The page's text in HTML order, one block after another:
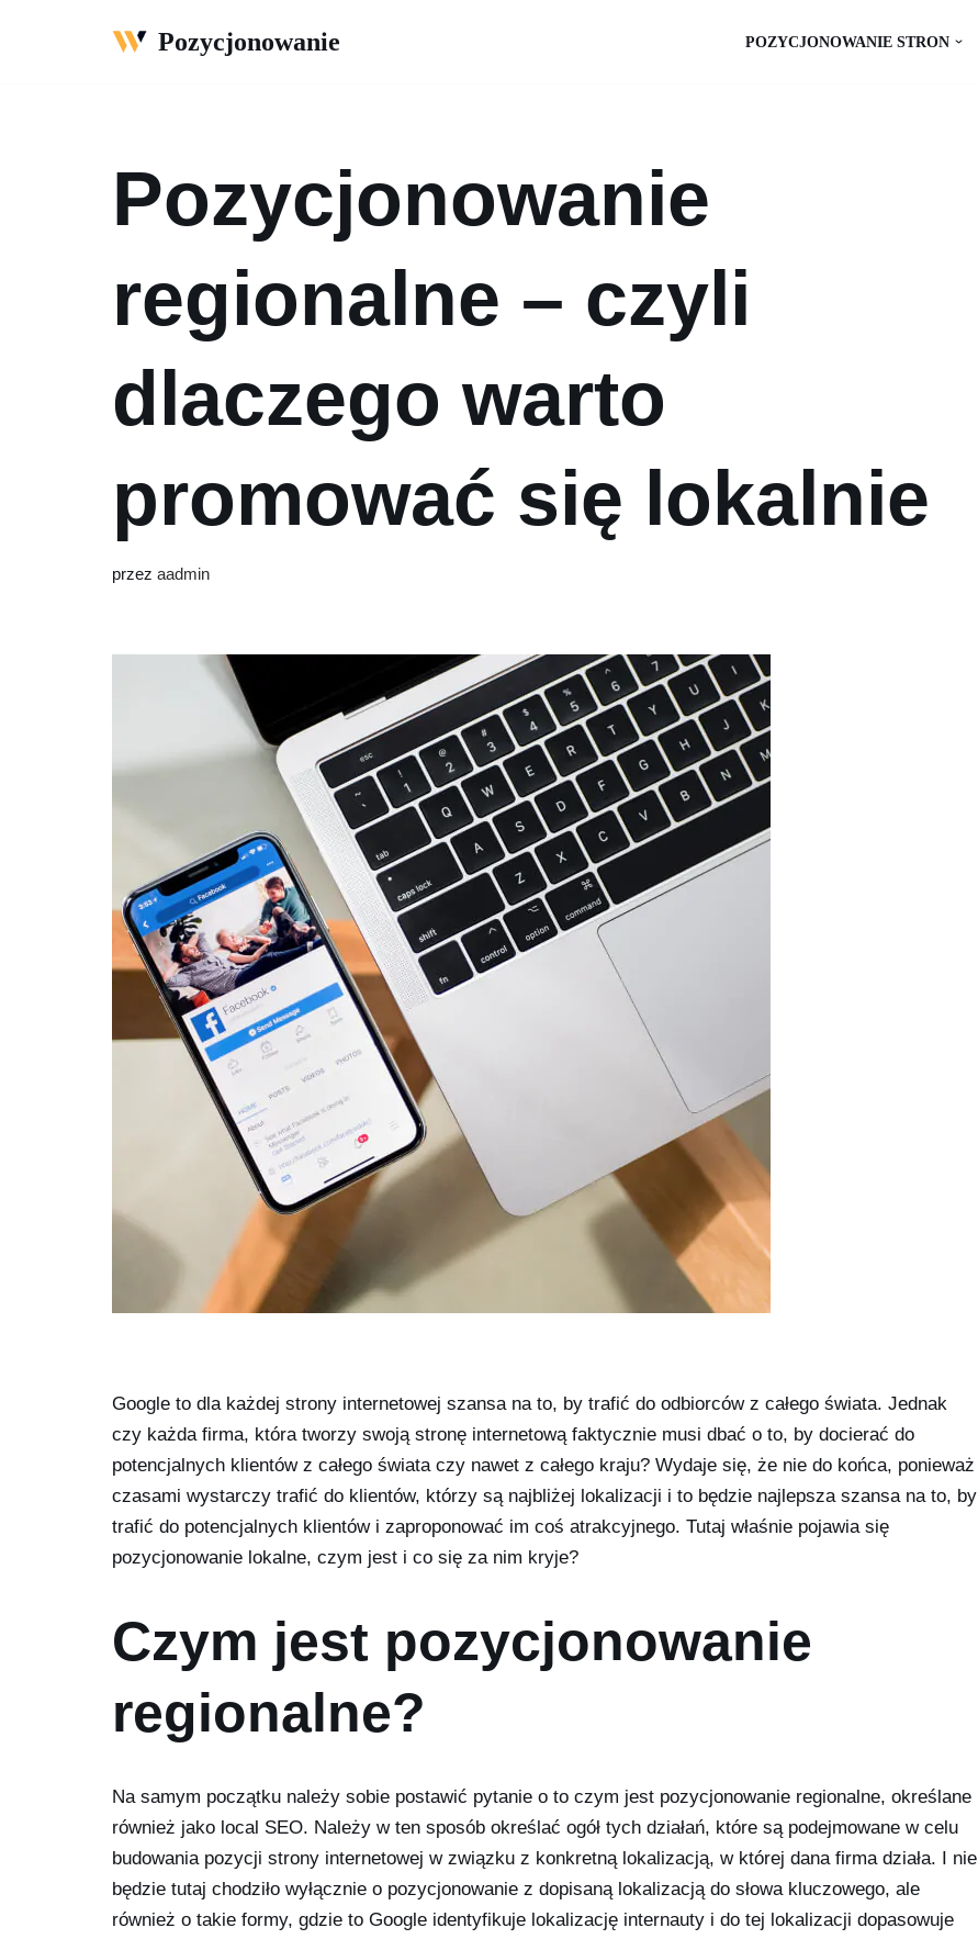
Pozycjonowanie POZYCJONOWANIE STRON
Pozycjonowanie
regionalne – czyli
dlaczego warto
promować się lokalnie
przez aadmin
Google to dla każdej strony internetowej szansa na to, by trafić do odbiorców z całego świata. Jednak
czy każda firma, która tworzy swoją stronę internetową faktycznie musi dbać o to, by docierać do
potencjalnych klientów z całego świata czy nawet z całego kraju? Wydaje się, że nie do końca, ponieważ
czasami wystarczy trafić do klientów, którzy są najbliżej lokalizacji i to będzie najlepsza szansa na to, by
trafić do potencjalnych klientów i zaproponować im coś atrakcyjnego. Tutaj właśnie pojawia się
pozycjonowanie lokalne, czym jest i co się za nim kryje?
Czym jest pozycjonowanie
regionalne?
Na samym początku należy sobie postawić pytanie o to czym jest pozycjonowanie regionalne, określane
również jako local SEO. Należy w ten sposób określać ogół tych działań, które są podejmowane w celu
budowania pozycji strony internetowej w związku z konkretną lokalizacją, w której dana firma działa. I nie
będzie tutaj chodziło wyłącznie o pozycjonowanie z dopisaną lokalizacją do słowa kluczowego, ale
również o takie formy, gdzie to Google identyfikuje lokalizację internauty i do tej lokalizacji dopasowuje